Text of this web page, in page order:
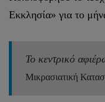
Εκκλησία» για το
Το κεντρικό
Μικρασιατική